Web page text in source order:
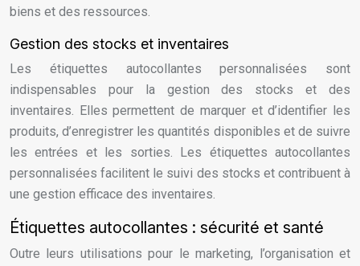
biens et des ressources.
Gestion des stocks et inventaires
Les étiquettes autocollantes personnalisées sont
indispensables pour la gestion des stocks et des
inventaires. Elles permettent de marquer et d’identifier les
produits, d’enregistrer les quantités disponibles et de suivre
les entrées et les sorties. Les étiquettes autocollantes
personnalisées facilitent le suivi des stocks et contribuent à
une gestion efficace des inventaires.
Étiquettes autocollantes : sécurité et santé
Outre leurs utilisations pour le marketing, l’organisation et